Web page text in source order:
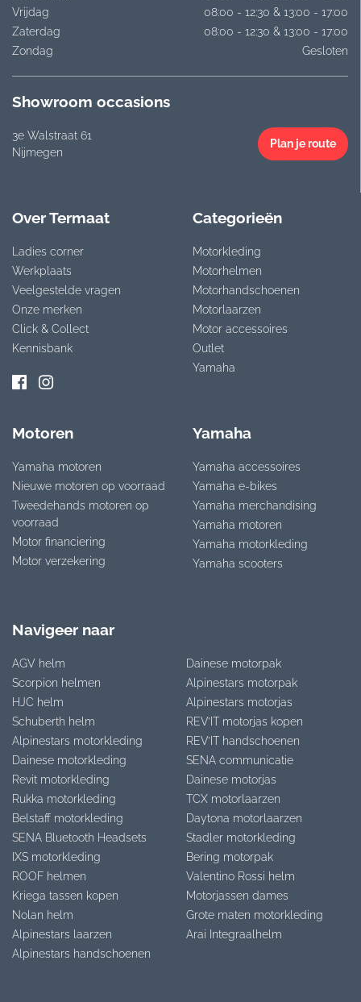
Vrijdag
08:00 - 12:30 & 13:00 - 17:00
Zaterdag
08:00 - 12:30 & 13:00 - 17:00
Zondag
Gesloten
Showroom occasions
3e Walstraat 61
Nijmegen
Plan je route
Over Termaat
Ladies corner
Werkplaats
Veelgestelde vragen
Onze merken
Click & Collect
Kennisbank
Categorieën
Motorkleding
Motorhelmen
Motorhandschoenen
Motorlaarzen
Motor accessoires
Outlet
Yamaha
Motoren
Yamaha motoren
Nieuwe motoren op voorraad
Tweedehands motoren op
voorraad
Motor financiering
Motor verzekering
Yamaha
Yamaha accessoires
Yamaha e-bikes
Yamaha merchandising
Yamaha motoren
Yamaha motorkleding
Yamaha scooters
Navigeer naar
AGV helm
Scorpion helmen
HJC helm
Schuberth helm
Alpinestars motorkleding
Dainese motorkleding
Revit motorkleding
Rukka motorkleding
Belstaff motorkleding
SENA Bluetooth Headsets
IXS motorkleding
ROOF helmen
Kriega tassen kopen
Nolan helm
Alpinestars laarzen
Alpinestars handschoenen
Dainese motorpak
Alpinestars motorpak
Alpinestars motorjas
REV’IT motorjas kopen
REV’IT handschoenen
SENA communicatie
Dainese motorjas
TCX motorlaarzen
Daytona motorlaarzen
Stadler motorkleding
Bering motorpak
Valentino Rossi helm
Motorjassen dames
Grote maten motorkleding
Arai Integraalhelm